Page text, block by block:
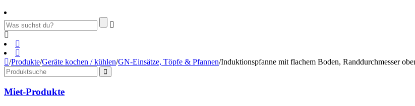
/Produkte/Geräte kochen / kühlen/GN-Einsätze, Töpfe & Pfannen/Induktionspfanne mit flachem Boden, Randdurchmesser
Miet-Produkte